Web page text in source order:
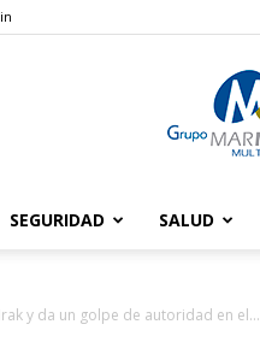
SEGURIDAD SALUD
y da un golpe de autoridad en el...